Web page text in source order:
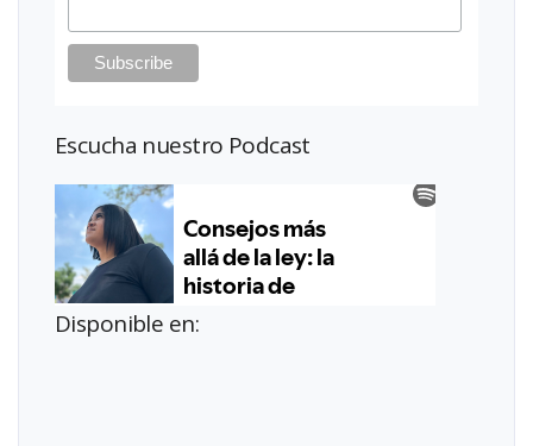
Escucha nuestro Podcast
Disponible en: